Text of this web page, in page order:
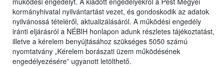
kormányhivatal nyilvántartást vezet, és gondoskodik az adatok
nyilvánossá tételéről, aktualizálásáról. A működési engedély
iránti eljárásról a NÉBIH honlapon adunk részletes tájékoztatást,
illetve a kérelem benyújtásához szükséges 5050 számú
nyomtatvány „Kérelem borászati üzem működésének
engedélyezésére” ugyanott letölthető.